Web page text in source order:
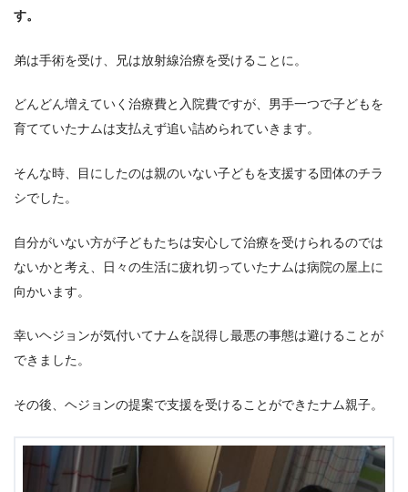
す。
弟は手術を受け、兄は放射線治療を受けることに。
どんどん増えていく治療費と入院費ですが、男手一つで子どもを
育てていたナムは支払えず追い詰められていきます。
そんな時、目にしたのは親のいない子どもを支援する団体のチラ
シでした。
自分がいない方が子どもたちは安心して治療を受けられるのでは
ないかと考え、日々の生活に疲れ切っていたナムは病院の屋上に
向かいます。
幸いヘジョンが気付いてナムを説得し最悪の事態は避けることが
できました。
その後、ヘジョンの提案で支援を受けることができたナム親子。